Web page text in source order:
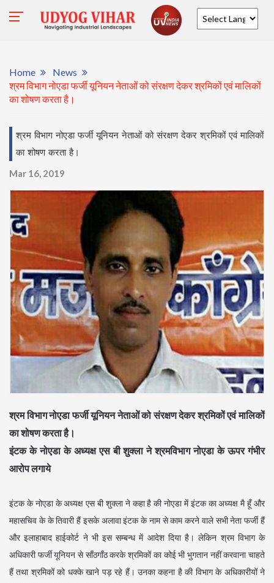
Home
News
श्रम विभाग नोएडा फर्जी यूनियन नेताओं को संरक्षण देकर श्रमिकों एवं मालिकों
का शोषण करता है।
श्रम विभाग नोएडा फर्जी यूनियन नेताओं को संरक्षण देकर श्रमिकों एवं मालिकों
का शोषण करता है।
Mar 16, 2019
श्रम विभाग नोएडा फर्जी यूनियन नेताओं को संरक्षण देकर श्रमिकों एवं मालिकों
का शोषण करता है।
इंटक के नोएडा के अध्यक्ष एस बी शुक्ला ने श्रमविभाग नोएडा के ऊपर गंभीर
आरोप लगाये
इंटक के नोएडा के अध्यक्ष एस बी शुक्ला ने कहा है की नोएडा में इंटक का अध्यक्ष मै हूँ और
महासचिव के के तिवारी हैं इसके अलावा इंटक के नाम से काम करने वाले सभी नेता फर्जी हैं
और इलाहाबाद हाईकोर्ट ने भी इस सम्बन्ध में आदेश दिया है। लेकिन श्रम विभाग के
अधिकारी फर्जी यूनियन से साँठगाँठ करके श्रमिकों का कोई भी भुगतान नहीं करवाना चाहते
हैं तथा श्रमिकों को धक्के खाने पड़ रहे हैं। उनका कहना है की विभाग के अधिकारीयों ने